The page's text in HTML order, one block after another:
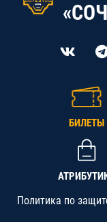
БИЛЕТЫ
Политика по